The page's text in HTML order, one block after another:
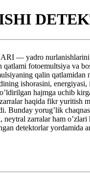
yadro nurlanishlarini
qatlami fotoemultsiya va
qalin
ishorasini,
hajmga uchib
haqida fikr yuritish
Bunday yorug’lik
neytral zarralar ham
detektorlar yordamida